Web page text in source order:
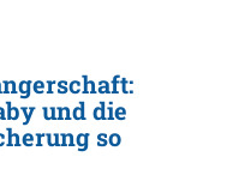
und die
so